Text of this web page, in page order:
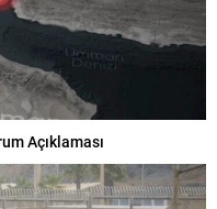
Açıklaması